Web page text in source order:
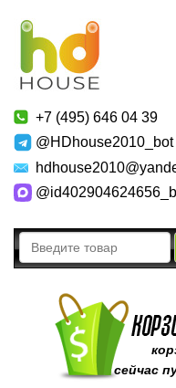
+7 (495) 646 04 39
@HDhouse2010_bot
сейчас